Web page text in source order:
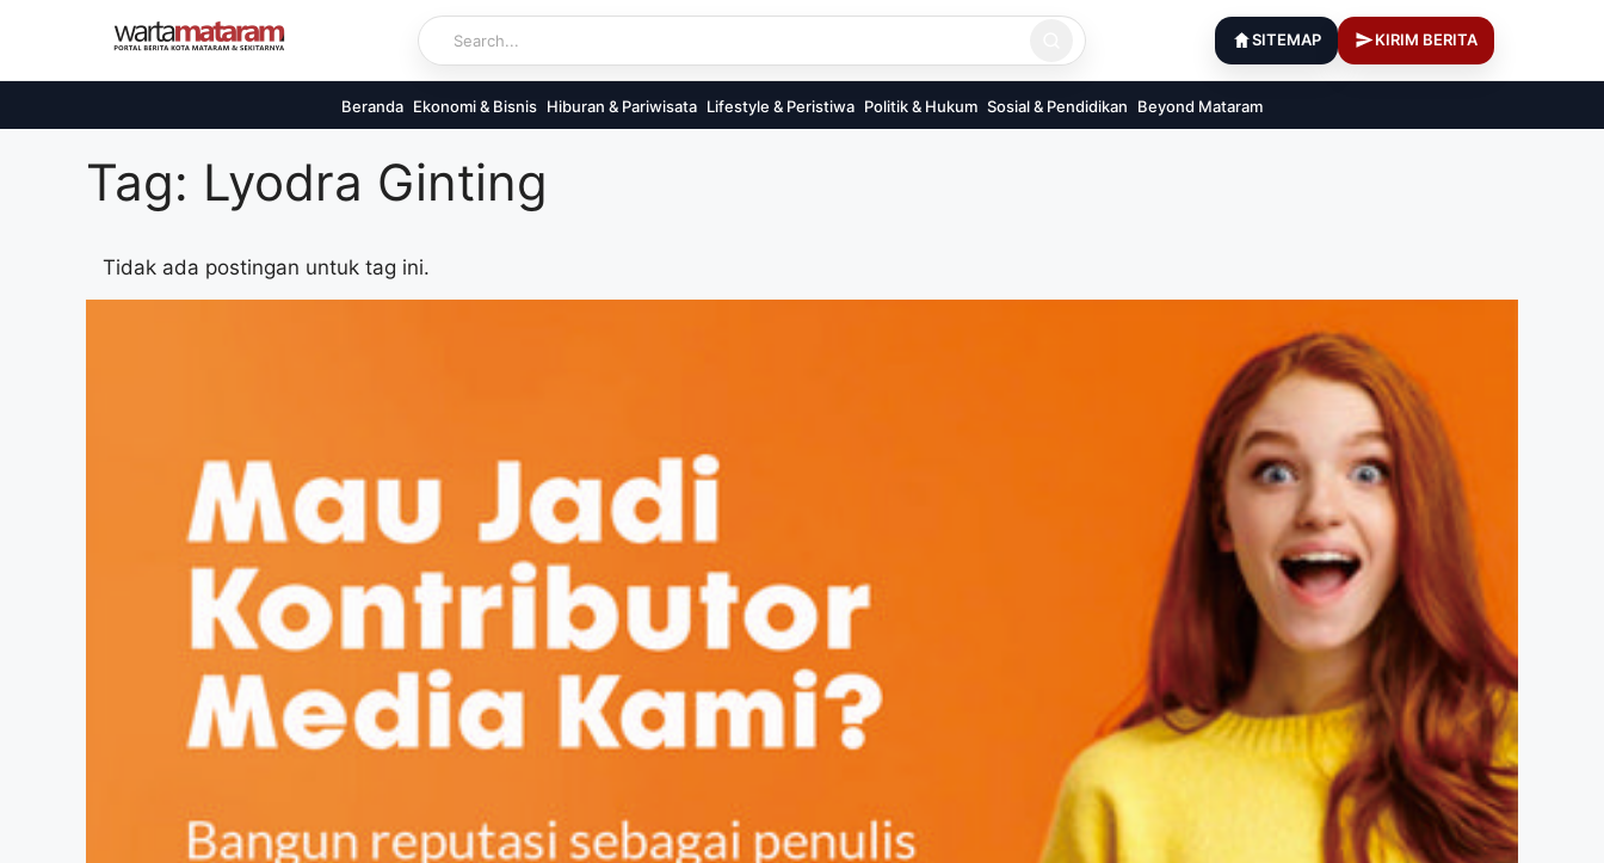
SITEMAP KIRIM BERITA
Beranda Ekonomi & Bisnis Hiburan & Pariwisata Lifestyle & Peristiwa Politik & Hukum Sosial & Pendidikan Beyond Mataram
Tag: Lyodra Ginting
Tidak ada postingan untuk tag ini.